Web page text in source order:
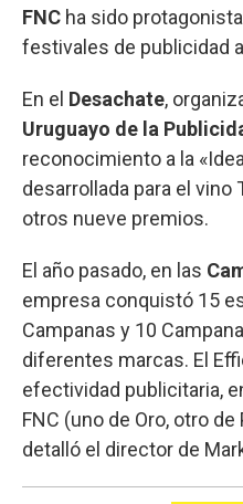
FNC ha sido
festivales de publicidad
En el Desachate,
Uruguayo de la
reconocimiento a la
desarrollada para el vino
otros nueve premios.
El año pasado, en las
empresa conquistó 15
Campanas y 10
diferentes marcas. El
efectividad publicitaria,
FNC (uno de Oro, otro
detalló el director de